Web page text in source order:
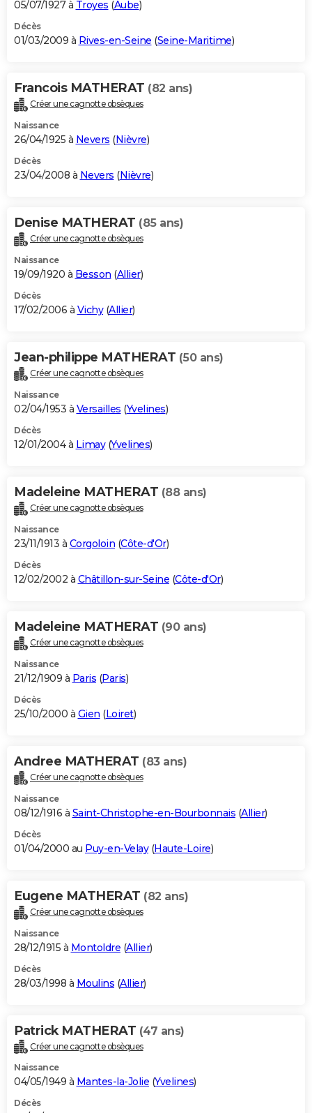
05/07/1927 à Troyes (Aube)
Décès
01/03/2009 à Rives-en-Seine (Seine-Maritime)
Francois MATHERAT (82 ans)
Créer une cagnotte obsèques
Naissance
26/04/1925 à Nevers (Nièvre)
Décès
23/04/2008 à Nevers (Nièvre)
Denise MATHERAT (85 ans)
Créer une cagnotte obsèques
Naissance
19/09/1920 à Besson (Allier)
Décès
17/02/2006 à Vichy(Allier)
Jean-philippe MATHERAT (50 ans)
Créer une cagnotte obsèques
Naissance
02/04/1953 à Versailles (Yvelines)
Décès
12/01/2004 à Limay(Yvelines)
Madeleine MATHERAT (88 ans)
Créer une cagnotte obsèques
Naissance
23/11/1913 à Corgoloin (Côte-d'Or)
Décès
12/02/2002 à Châtillon-sur-Seine (Côte-d'Or)
Madeleine MATHERAT (90 ans)
Créer une cagnotte obsèques
Naissance
21/12/1909 à Paris (Paris)
Décès
25/10/2000 à Gien (Loiret)
Andree MATHERAT (83 ans)
Créer une cagnotte obsèques
Naissance
08/12/1916 à Saint-Christophe-en-Bourbonnais (Allier)
Décès
01/04/2000 au Puy-en-Velay(Haute-Loire)
Eugene MATHERAT (82 ans)
Créer une cagnotte obsèques
Naissance
28/12/1915 à Montoldre (Allier)
Décès
28/03/1998 à Moulins (Allier)
Patrick MATHERAT (47 ans)
Créer une cagnotte obsèques
Naissance
04/05/1949 à Mantes-la-Jolie (Yvelines)
Décès